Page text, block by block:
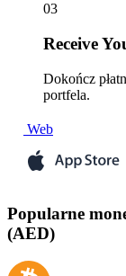
03
Receive
Dokończ
portfela.
Web
Popularne
(AED)